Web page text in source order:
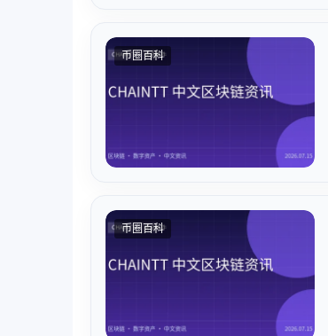
币圈百科
币圈百科